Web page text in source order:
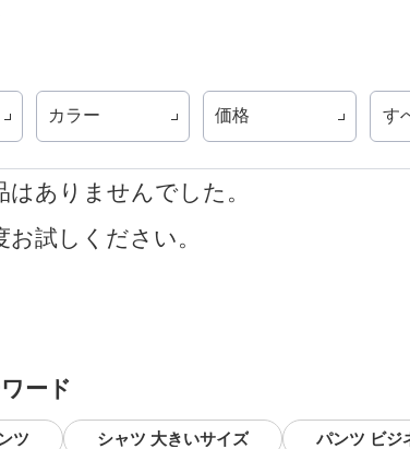
カラー 価格 す
ありませんでした。
試しください。
ード
ツ シャツ 大きいサイズ パンツ ビジ